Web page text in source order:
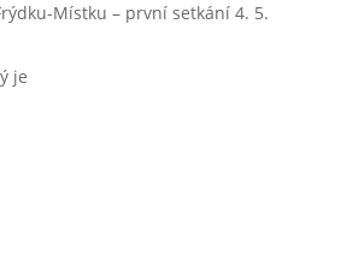
Místku – první setkání 4. 5.
je